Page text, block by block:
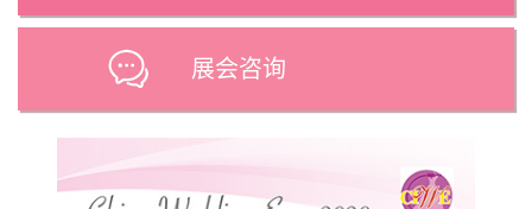
展会咨询